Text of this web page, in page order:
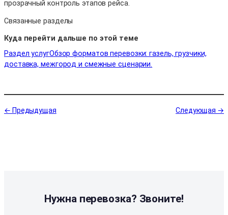
прозрачный контроль этапов рейса.
Связанные разделы
Куда перейти дальше по этой теме
Раздел услугОбзор форматов перевозки: газель, грузчики,
доставка, межгород и смежные сценарии.
← Предыдущая Следующая →
Нужна перевозка? Звоните!